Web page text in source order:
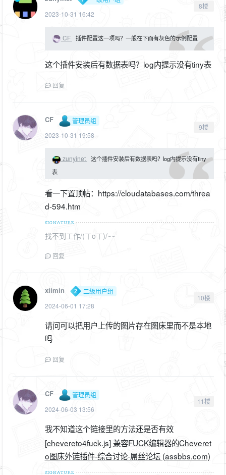
2023-10-31 16:42
8楼
CF 插件配置这一项吗？一般在下面有灰色的示例配置
这个插件安装后有数据表吗？log内提示没有tiny表
回复
CF
管理员组
2023-10-31 19:58
9楼
zunyinet
这个插件安装后有数据表吗？log内提示没有tiny
表
看一下置顶帖：https://cloudatabases.com/threa
d-594.htm
找不到工作/(ㄒoㄒ)/~~
回复
xiimin
二级用户组
2024-06-01 17:28
10楼
请问可以把用户上传的图片存在图床里而不是本地
吗
回复
CF
管理员组
2024-06-03 13:56
11楼
我不知道这个链接里的方法还是否有效
[chevereto4fuck.js] 兼容FUCK编辑器的Cheveret
o图床外链插件-综合讨论-屌丝论坛 (assbbs.com)